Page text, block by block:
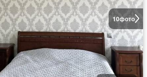
10фото